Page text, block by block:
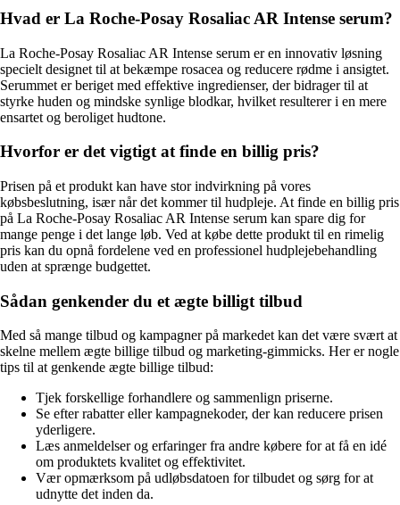
Hvad er La Roche-Posay Rosaliac AR Intense serum?
La Roche-Posay Rosaliac AR Intense serum er en innovativ løsning
specielt designet til at bekæmpe rosacea og reducere rødme i ansigtet.
Serummet er beriget med effektive ingredienser, der bidrager til at
styrke huden og mindske synlige blodkar, hvilket resulterer i en mere
ensartet og beroliget hudtone.
Hvorfor er det vigtigt at finde en billig pris?
Prisen på et produkt kan have stor indvirkning på vores
købsbeslutning, især når det kommer til hudpleje. At finde en billig pris
på La Roche-Posay Rosaliac AR Intense serum kan spare dig for
mange penge i det lange løb. Ved at købe dette produkt til en rimelig
pris kan du opnå fordelene ved en professionel hudplejebehandling
uden at sprænge budgettet.
Sådan genkender du et ægte billigt tilbud
Med så mange tilbud og kampagner på markedet kan det være svært at
skelne mellem ægte billige tilbud og marketing-gimmicks. Her er nogle
tips til at genkende ægte billige tilbud:
Tjek forskellige forhandlere og sammenlign priserne.
Se efter rabatter eller kampagnekoder, der kan reducere prisen
yderligere.
Læs anmeldelser og erfaringer fra andre købere for at få en idé
om produktets kvalitet og effektivitet.
Vær opmærksom på udløbsdatoen for tilbudet og sørg for at
udnytte det inden da.